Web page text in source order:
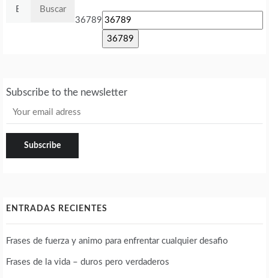
36789
Subscribe to the newsletter
ENTRADAS RECIENTES
Frases de fuerza y animo para enfrentar cualquier desafio
Frases de la vida – duros pero verdaderos